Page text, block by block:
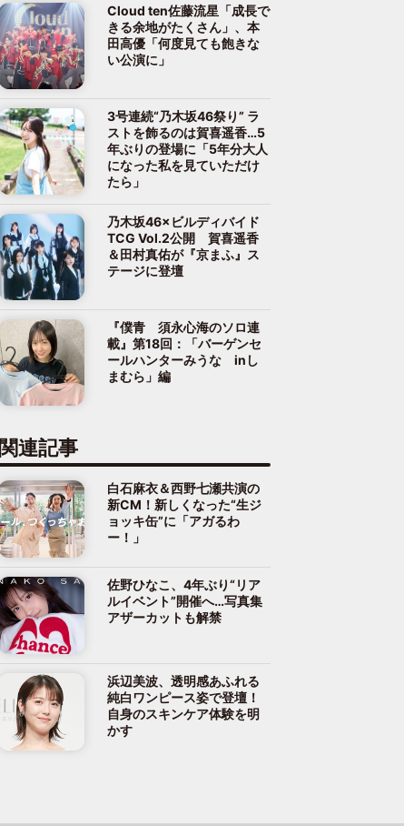
Cloud ten佐藤流星「成長で
きる余地がたくさん」、本
田高優「何度見ても飽きな
い公演に」
3号連続“乃木坂46祭り” ラ
ストを飾るのは賀喜遥香…5
年ぶりの登場に「5年分大人
になった私を見ていただけ
たら」
乃木坂46×ビルディバイド
TCG Vol.2公開 賀喜遥香
＆田村真佑が『京まふ』ス
テージに登壇
『僕青 須永心海のソロ連
載』第18回：「バーゲンセ
ールハンターみうな inし
まむら」編
関連記事
白石麻衣＆西野七瀬共演の
新CM！新しくなった“生ジ
ョッキ缶”に「アガるわ
ー！」
佐野ひなこ、4年ぶり“リア
ルイベント”開催へ…写真集
アザーカットも解禁
浜辺美波、透明感あふれる
純白ワンピース姿で登壇！
自身のスキンケア体験を明
かす